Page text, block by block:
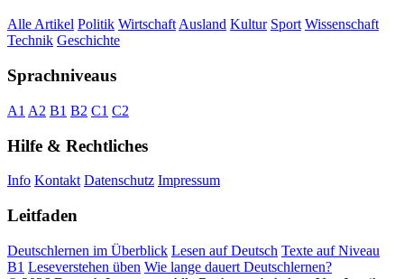
Alle Artikel Politik WirtschaftAusland Kultur Sport Wissenschaft
Technik Geschichte
Sprachniveaus
A1 A2 B1 B2 C1 C2
Hilfe & Rechtliches
Info Kontakt Datenschutz Impressum
Leitfaden
Deutschlernen im Überblick Lesen auf Deutsch Texte auf Niveau
B1 Leseverstehen üben Wie lange dauert Deutschlernen?